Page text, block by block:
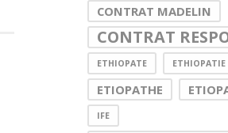
CONTRAT MADELIN
CONTRAT
ETHIOPATE ETHIOPATIE
ETIOPATHE
IFE